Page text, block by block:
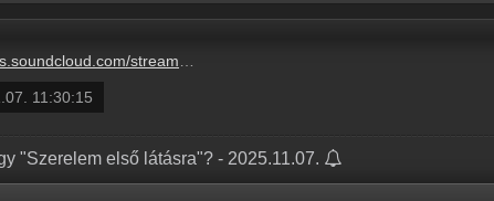
2208431942-radio1hungary-6-melyik-unnepunket-nem-szeretjuk-6.mp3
11:30:15
"Szerelem első látásra"? - 2025.11.07.